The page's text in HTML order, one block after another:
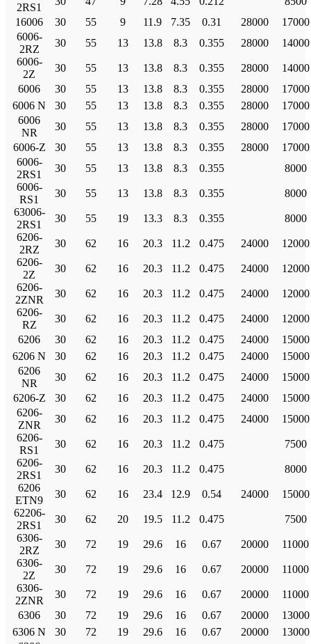
2RS1
16006
30 55 9 11.9 7.35 0.31 28000
17000
6006-
2RZ
30 55 13 13.8 8.3 0.355 28000
14000
6006-
2Z
30 55 13 13.8 8.3 0.355 28000
14000
6006
30 55 13 13.8 8.3 0.355 28000
17000
6006 N
30 55 13 13.8 8.3 0.355 28000
17000
6006
NR
30 55 13 13.8 8.3 0.355 28000
17000
6006-Z
30 55 13 13.8 8.3 0.355 28000
17000
6006-
2RS1
30 55 13 13.8 8.3 0.355
8000
6006-
RS1
30 55 13 13.8 8.3 0.355
8000
63006-
2RS1
30 55 19 13.3 8.3 0.355
8000
6206-
2RZ
30 62 16 20.3 11.2 0.475 24000
12000
6206-
2Z
30 62 16 20.3 11.2 0.475 24000
12000
6206-
2ZNR
30 62 16 20.3 11.2 0.475 24000
12000
6206-
RZ
30 62 16 20.3 11.2 0.475 24000
12000
6206
30 62 16 20.3 11.2 0.475 24000
15000
6206 N
30 62 16 20.3 11.2 0.475 24000
15000
6206
NR
30 62 16 20.3 11.2 0.475 24000
15000
6206-Z
30 62 16 20.3 11.2 0.475 24000
15000
6206-
ZNR
30 62 16 20.3 11.2 0.475 24000
15000
6206-
RS1
30 62 16 20.3 11.2 0.475
7500
6206-
2RS1
30 62 16 20.3 11.2 0.475
8000
6206
ETN9
30 62 16 23.4 12.9 0.54 24000
15000
62206-
2RS1
30 62 20 19.5 11.2 0.475
7500
6306-
2RZ
30 72 19 29.6 16 0.67 20000
11000
6306-
2Z
30 72 19 29.6 16 0.67 20000
11000
6306-
2ZNR
30 72 19 29.6 16 0.67 20000
11000
6306
30 72 19 29.6 16 0.67 20000
13000
6306 N
30 72 19 29.6 16 0.67 20000
13000